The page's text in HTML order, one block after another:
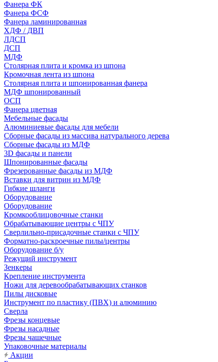
Фанера ФК
Фанера ФСФ
Фанера ламинированная
ХДФ / ДВП
ЛДСП
ДСП
МДФ
Столярная плита и кромка из шпона
Кромочная лента из шпона
Столярная плита и шпонированная фанера
МДФ шпонированный
ОСП
Фанера цветная
Мебельные фасады
Алюминиевые фасады для мебели
Сборные фасады из массива натурального дерева
Сборные фасады из МДФ
3D фасады и панели
Шпонированные фасады
Фрезерованные фасады из МДФ
Вставки для витрин из МДФ
Гибкие шланги
Оборудование
Оборудование
Кромкооблицовочные станки
Обрабатывающие центры с ЧПУ
Сверлильно-присадочные станки с ЧПУ
Форматно-раскроечные пилы/центры
Оборудование б/у
Режущий инструмент
Зенкеры
Крепление инструмента
Ножи для деревообрабатывающих станков
Пилы дисковые
Инструмент по пластику (ПВХ) и алюминию
Сверла
Фрезы концевые
Фрезы насадные
Фрезы чашечные
Упаковочные материалы
Акции